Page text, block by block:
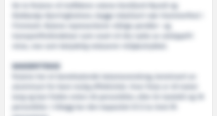
De to ferjene vil trafikkere rutene Korsfjord-Nyvoll og
Klokkarøy-Kjerringholmen, begge lokalisert nær Hammerfest i
Finnmark. Rutene representerer viktige pendler- og
transportforbindelser som snart vil dra nytte av utslippsfri
reise, noe som betydelig reduserer miljøavtrykket.
BANEBRYTENDE
ferjene har et banebrytende katamaranskrog, konstruert av
lang og kan frakte enten 28 personbiler, eller én lastebil og 18
personbiler. I tillegg har den kapasitet til å ta imot 95